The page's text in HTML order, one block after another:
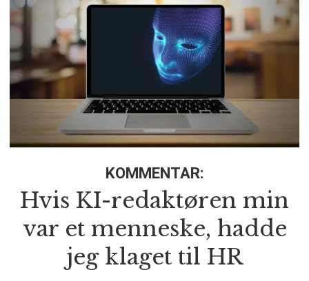
KOMMENTAR:
Hvis KI-redaktøren min
var et menneske, hadde
jeg klaget til HR